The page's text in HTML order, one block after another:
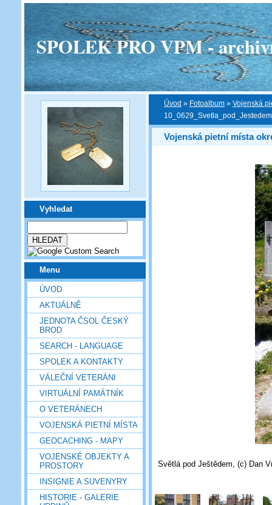
SPOLEK PRO VPM -
Vyhledat
Menu
ÚVOD
AKTUÁLNĚ
JEDNOTA ČSOL ČESKÝ
BROD
SEARCH - LANGUAGE
SPOLEK A KONTAKTY
VÁLEČNÍ VETERÁNI
VIRTUÁLNÍ PAMÁTNÍK
O VETERÁNECH
VOJENSKÁ PIETNÍ MÍSTA
GEOCACHING - MAPY
VOJENSKÉ OBJEKTY A
PROSTORY
INSIGNIE A SUVENYRY
HISTORIE - GALERIE
Úvod » Fotoalbum » Vojenská
Vojenská pietní místa
Světlá pod Ještědem, (c) Dan